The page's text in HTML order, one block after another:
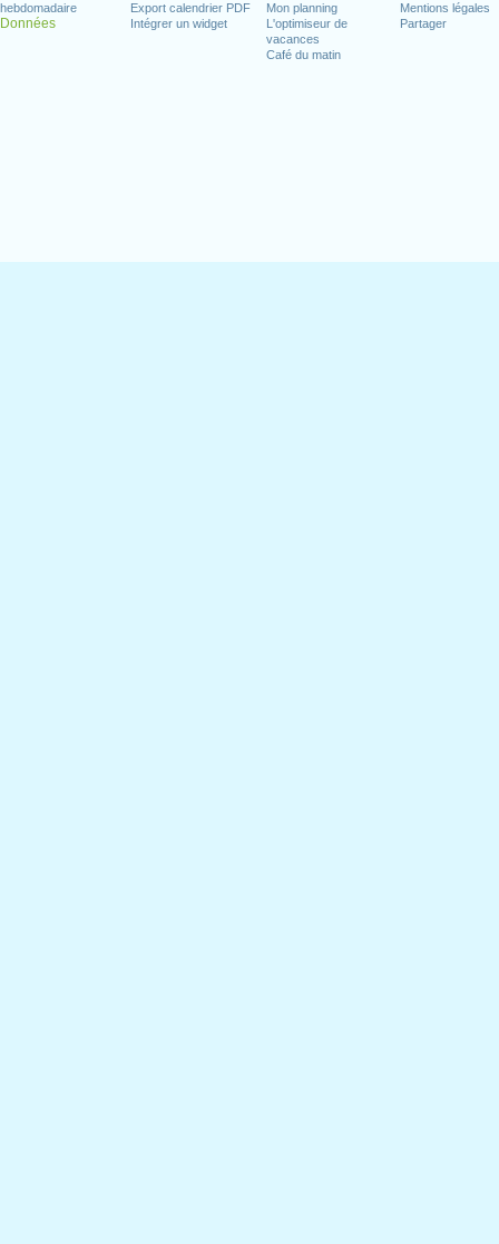
hebdomadaire
Données
Export calendrier PDF
Intégrer un widget
Mon planning
L'optimiseur de
vacances
Café du matin
Mentions légales
Partager